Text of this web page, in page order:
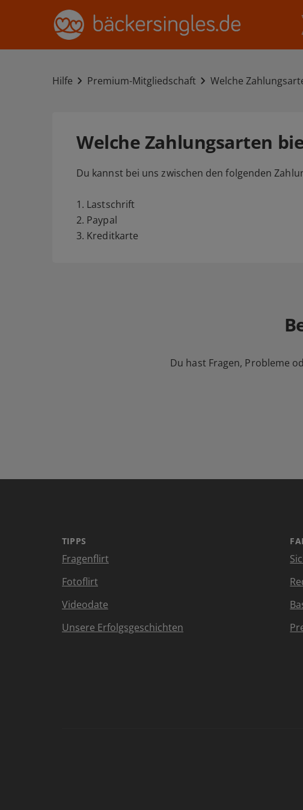
Hilfe Premium-Mitgliedschaft Welche
Welche Zahlungsarten
Du kannst bei uns zwischen den folgenden
1. Lastschrift
2. Paypal
3. Kreditkarte
Du hast Fragen, Probleme
TIPPS
Fragenflirt
Fotoflirt
Videodate
Unsere Erfolgsgeschichten